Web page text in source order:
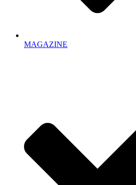
MAGAZINE